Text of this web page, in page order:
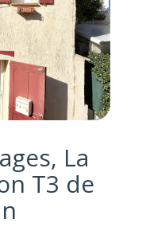
La
T3 de